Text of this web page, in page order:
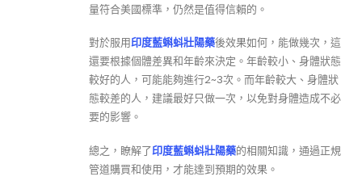
量符合美國標準，仍然是值得信賴的。
對於服用印度藍蝌蚪壯陽藥後效果如何，能做幾次，這
還要根據個體差異和年齡來決定。年齡較小、身體狀態
較好的人，可能能夠進行2~3次。而年齡較大、身體狀
態較差的人，建議最好只做一次，以免對身體造成不必
要的影響。
總之，瞭解了印度藍蝌蚪壯陽藥的相關知識，通過正規
管道購買和使用，才能達到預期的效果。